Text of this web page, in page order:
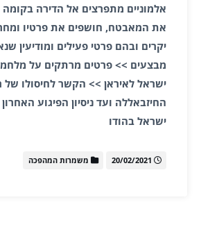
אלמוניים מתפרצים אל הדירה
את המאבטח, חושפים את פרטיו
יקרים ובהם פרטי פעילים ומודיעין
מבצעים >> פרטים מרתקים על
ישראל לאיראן >> הקשר לחיסולו
החיזבאללה ועד ניסיון הפיגוע
ישראל בהודו
20/02/2021 משמרות המהפכה